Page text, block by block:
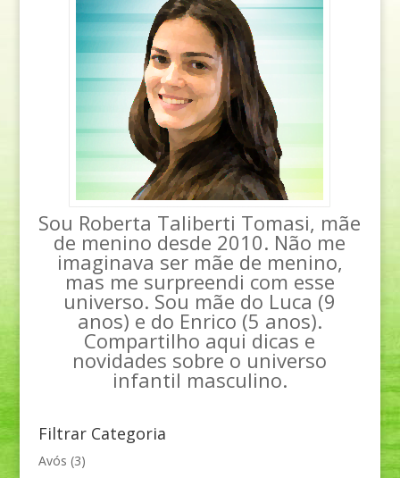
Sou Roberta Taliberti Tomasi, mãe
de menino desde 2010. Não me
imaginava ser mãe de menino,
mas me surpreendi com esse
universo. Sou mãe do Luca (9
anos) e do Enrico (5 anos).
Compartilho aqui dicas e
novidades sobre o universo
infantil masculino.
Filtrar Categoria
Avós (3)